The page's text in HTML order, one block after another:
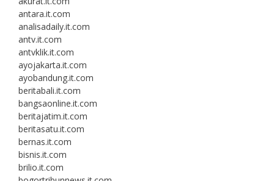
antara.it.com
analisadaily.it.com
antv.it.com
antvklik.it.com
ayojakarta.it.com
ayobandung.it.com
beritabali.it.com
bangsaonline.it.com
beritajatim.it.com
beritasatu.it.com
bernas.it.com
bisnis.it.com
brilio.it.com